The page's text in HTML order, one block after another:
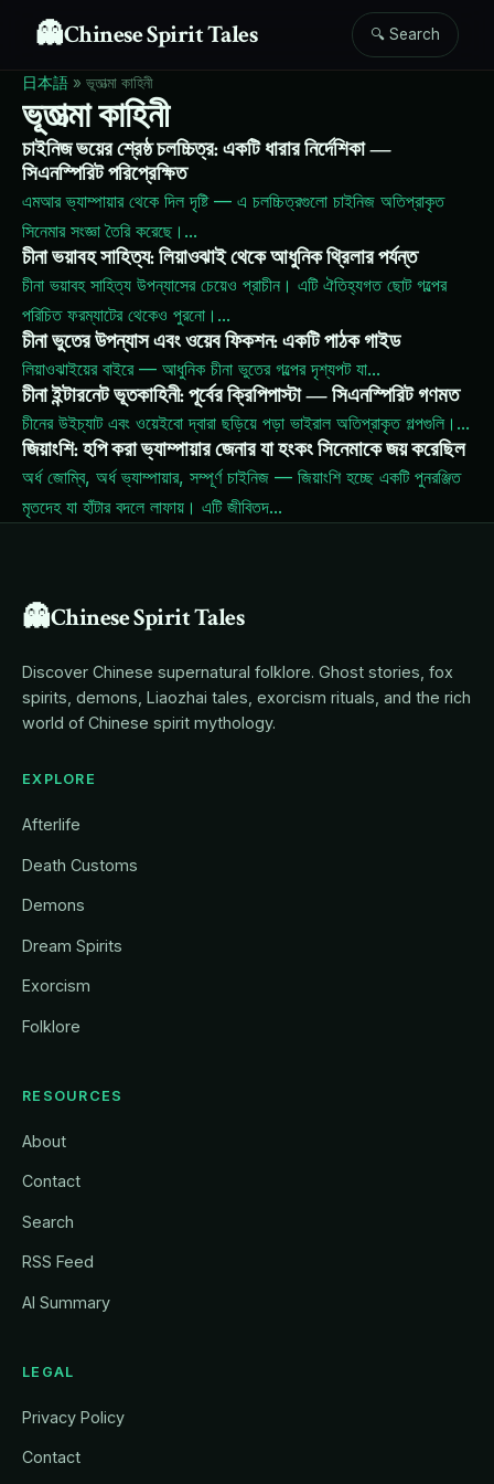
👻Chinese Spirit Tales 🔍 Search
日本語 » ভূতাত্মা কাহিনী
ভূতাত্মা কাহিনী
চাইনিজ ভয়ের শ্রেষ্ঠ চলচ্চিত্র: একটি ধারার নির্দেশিকা —
সিএনস্পিরিট পরিপ্রেক্ষিত
এমআর ভ্যাম্পায়ার থেকে দিল দৃষ্টি — এ চলচ্চিত্রগুলো চাইনিজ অতিপ্রাকৃত
সিনেমার সংজ্ঞা তৈরি করেছে। ...
চীনা ভয়াবহ সাহিত্য: লিয়াওঝাই থেকে আধুনিক থ্রিলার পর্যন্ত
চীনা ভয়াবহ সাহিত্য উপন্যাসের চেয়েও প্রাচীন। এটি ঐতিহ্যগত ছোট গল্পের
পরিচিত ফরম্যাটের থেকেও পুরনো। ...
চীনা ভুতের উপন্যাস এবং ওয়েব ফিকশন: একটি পাঠক গাইড
লিয়াওঝাইয়ের বাইরে — আধুনিক চীনা ভুতের গল্পের দৃশ্যপট যা...
চীনা ইন্টারনেট ভূতকাহিনী: পূর্বের ক্রিপিপাস্টা — সিএনস্পিরিট গণমত
চীনের উইচ্যাট এবং ওয়েইবো দ্বারা ছড়িয়ে পড়া ভাইরাল অতিপ্রাকৃত গল্পগুলি। ...
জিয়াংশি: হপি করা ভ্যাম্পায়ার জেনার যা হংকং সিনেমাকে জয় করেছিল
অর্ধ জোম্বি, অর্ধ ভ্যাম্পায়ার, সম্পূর্ণ চাইনিজ — জিয়াংশি হচ্ছে একটি পুনরঞ্জিত
মৃতদেহ যা হাঁটার বদলে লাফায়। এটি জীবিতদ...
👻Chinese Spirit Tales
Discover Chinese supernatural folklore. Ghost stories, fox
spirits, demons, Liaozhai tales, exorcism rituals, and the rich
world of Chinese spirit mythology.
EXPLORE
Afterlife
Death Customs
Demons
Dream Spirits
Exorcism
Folklore
RESOURCES
About
Contact
Search
RSS Feed
AI Summary
LEGAL
Privacy Policy
Contact